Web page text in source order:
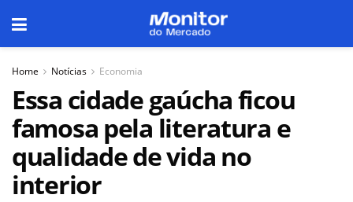
Home Notícias Economia
Essa cidade gaúcha ficou
famosa pela literatura e
qualidade de vida no
interior